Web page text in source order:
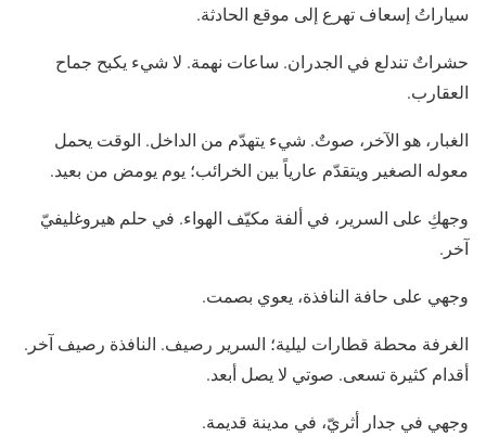
سياراتُ إسعاف تهرع إلى موقع الحادثة.
حشراتٌ تندلع في الجدران. ساعات نهمة. لا شيء يكبح جماح
العقارب.
الغبار، هو الآخر، صوتٌ. شيء يتهدّم من الداخل. الوقت يحمل
معوله الصغير ويتقدّم عارياً بين الخرائب؛ يوم يومض من بعيد.
وجهكِ على السرير، في ألفة مكيّف الهواء. في حلم هيروغليفيّ
آخر.
وجهي على حافة النافذة، يعوي بصمت.
الغرفة محطة قطارات ليلية؛ السرير رصيف. النافذة رصيف آخر.
أقدام كثيرة تسعى. صوتي لا يصل أبعد.
وجهي في جدار أثريّ، في مدينة قديمة.